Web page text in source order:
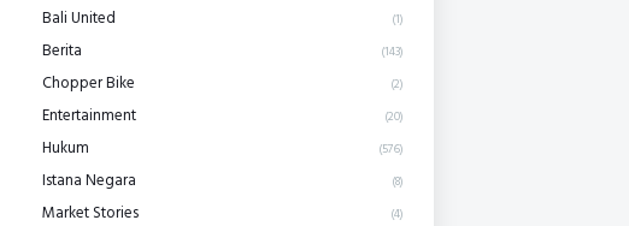
Bali United (1)
Berita (143)
Chopper Bike (2)
Entertainment (20)
Hukum (576)
Istana Negara (8)
Market Stories (4)